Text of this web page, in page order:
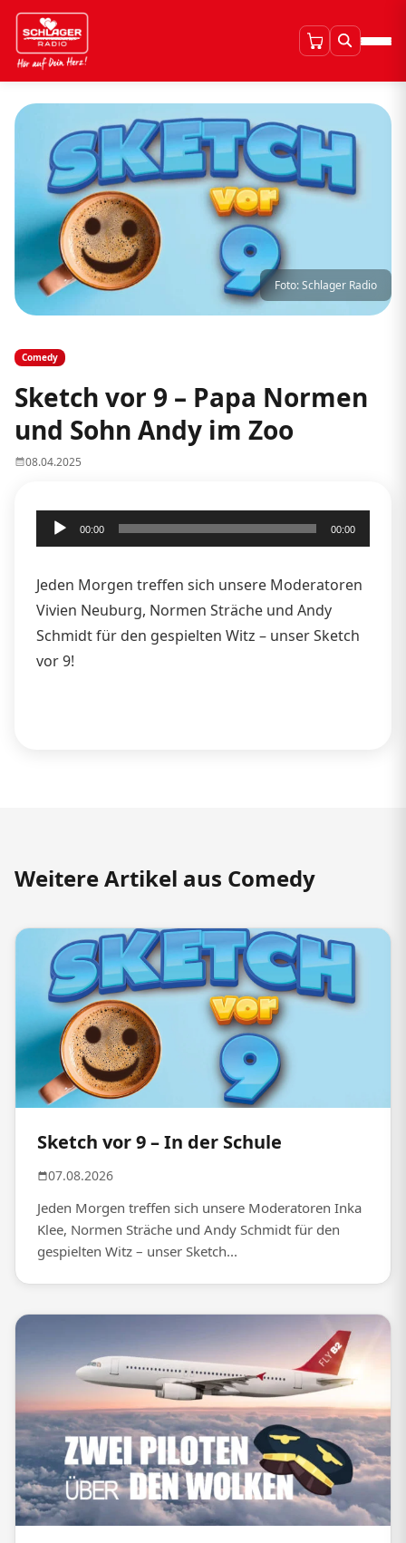
Foto: Schlager Radio
Comedy
Sketch vor 9 – Papa Normen
und Sohn Andy im Zoo
08.04.2025
Audio-
Player
00:00 00:00
Jeden Morgen treffen sich unsere Moderatoren
Vivien Neuburg, Normen Sträche und Andy
Schmidt für den gespielten Witz – unser Sketch
vor 9!
Weitere Artikel aus Comedy
Sketch vor 9 – In der Schule
07.08.2026
Jeden Morgen treffen sich unsere Moderatoren Inka
Klee, Normen Sträche und Andy Schmidt für den
gespielten Witz – unser Sketch...